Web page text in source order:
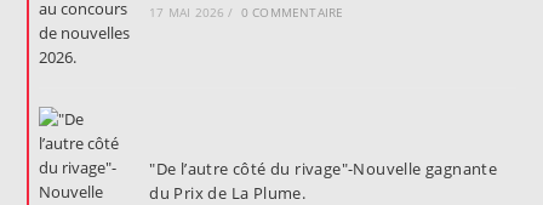
17 MAI 2026 / 0 COMMENTAIRE
"De l’autre côté du rivage"-Nouvelle gagnante
du Prix de La Plume.